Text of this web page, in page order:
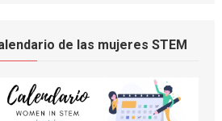
de las mujeres STEM